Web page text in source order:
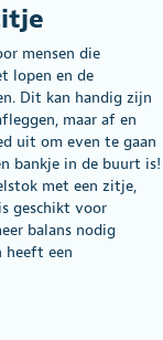
mensen die
lopen en de
Dit kan handig zijn
maar af en
uit om even te gaan
bankje in de buurt is!
met een zitje,
geschikt voor
balans nodig
heeft een